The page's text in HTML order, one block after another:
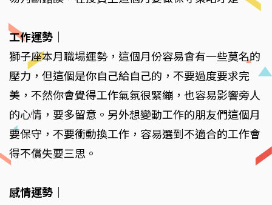
工作運勢
獅子座本月職場運勢，這個月份容易會有一些莫名的
壓力，但這個是你自己給自己的，不要過度要求完
美，不然你會覺得工作氣氛很緊繃，也容易影響旁人
的心情，要多留意。另外想變動工作的朋友們這個月
要保守，不要衝動換工作，容易選到不適合的工作會
得不償失要三思。
感情運勢